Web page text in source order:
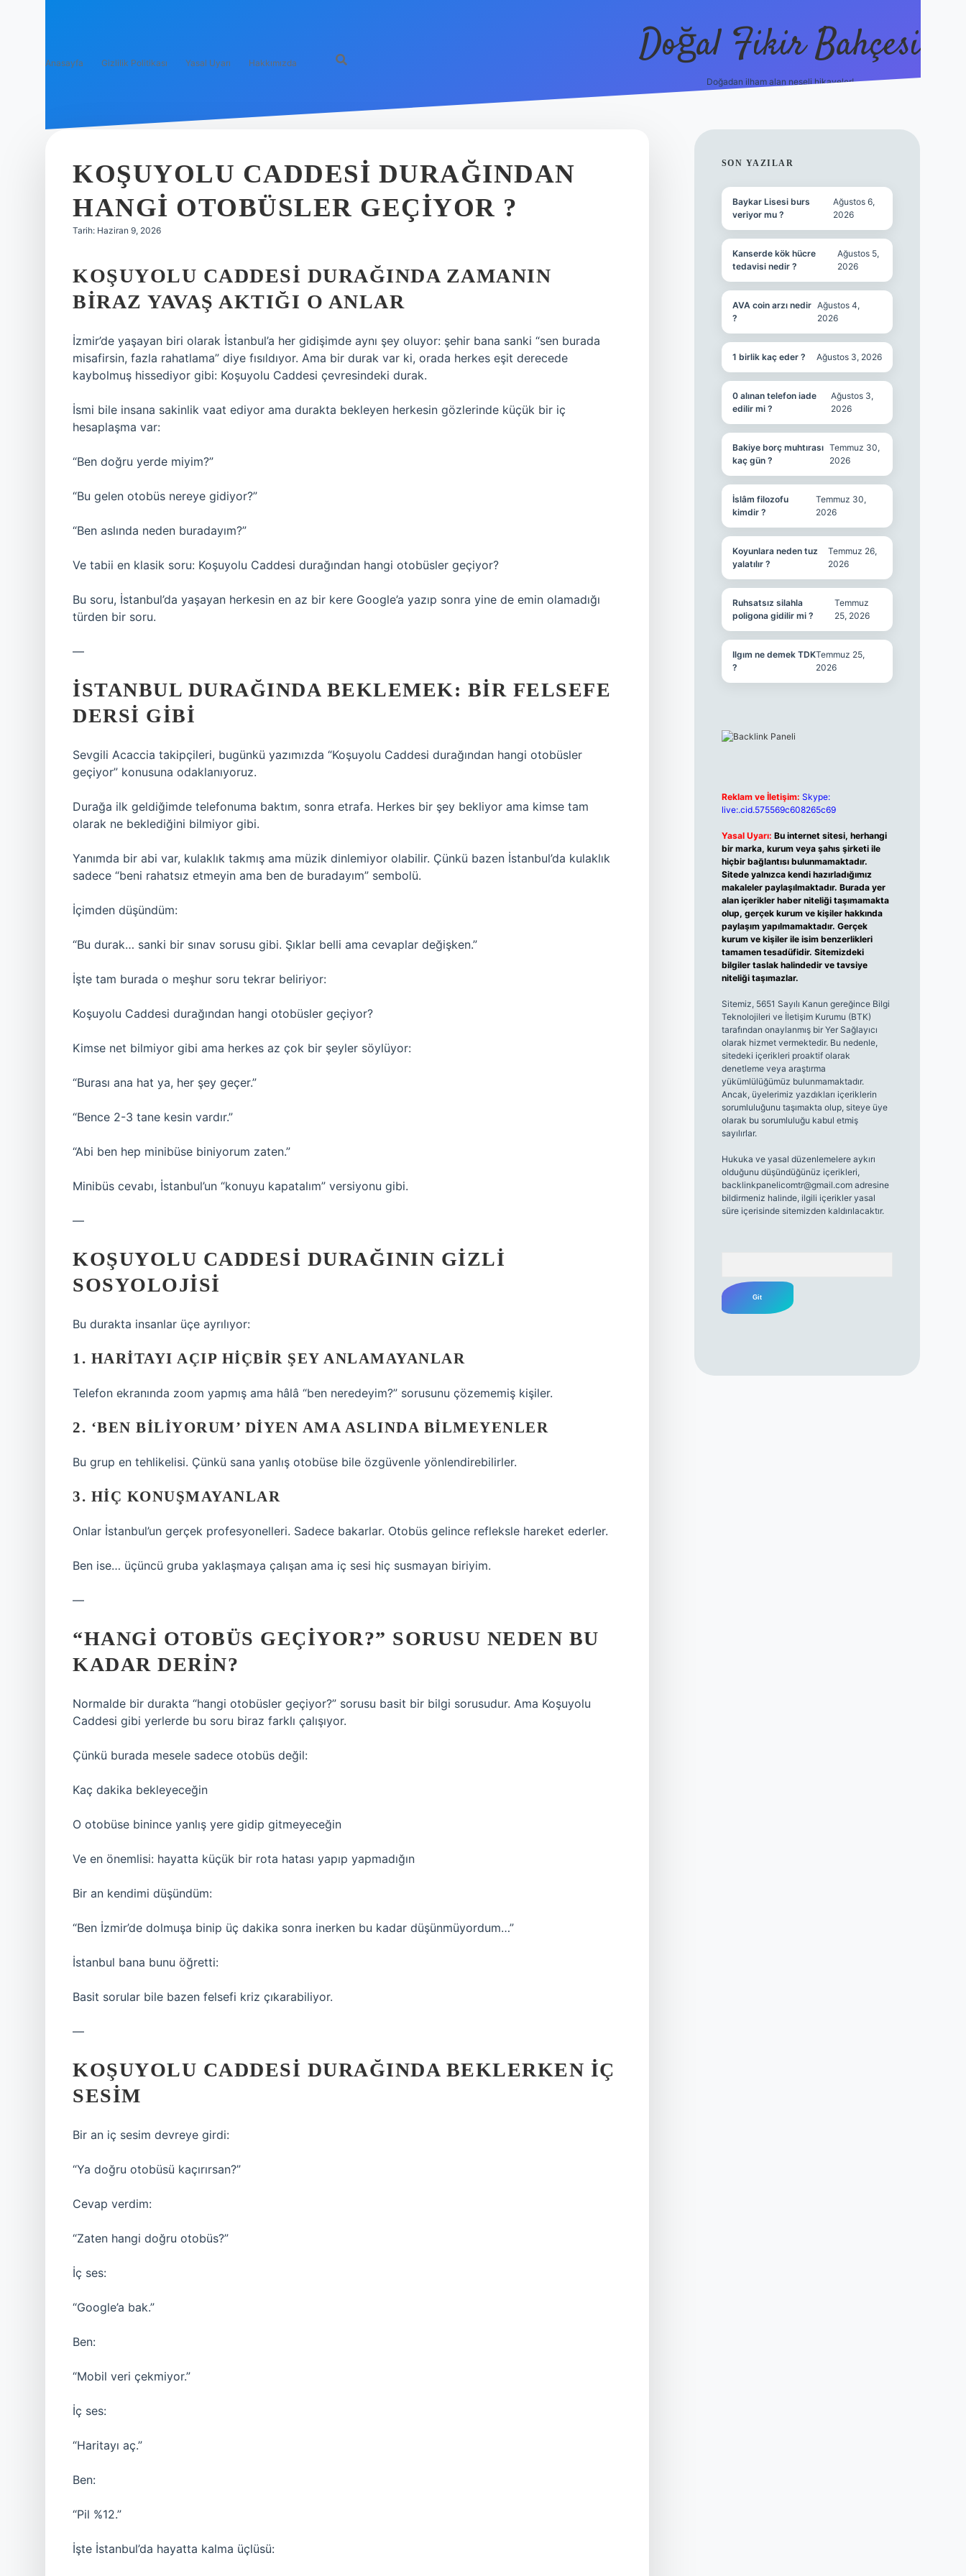
Anasayfa Gizlilik Politikası Yasal Uyarı Hakkımızda Doğal Fikir Bahçesi
Doğadan ilham alan neşeli hikayeler!
KOŞUYOLU CADDESI DURAĞINDAN
HANGI OTOBÜSLER GEÇIYOR ?
Tarih: Haziran 9, 2026
KOŞUYOLU CADDESI DURAĞINDA ZAMANIN
BIRAZ YAVAŞ AKTIĞI O ANLAR
İzmir’de yaşayan biri olarak İstanbul’a her gidişimde aynı şey oluyor: şehir bana sanki “sen burada
misafirsin, fazla rahatlama” diye fısıldıyor. Ama bir durak var ki, orada herkes eşit derecede
kaybolmuş hissediyor gibi: Koşuyolu Caddesi çevresindeki durak.
İsmi bile insana sakinlik vaat ediyor ama durakta bekleyen herkesin gözlerinde küçük bir iç
hesaplaşma var:
“Ben doğru yerde miyim?”
“Bu gelen otobüs nereye gidiyor?”
“Ben aslında neden buradayım?”
Ve tabii en klasik soru: Koşuyolu Caddesi durağından hangi otobüsler geçiyor?
Bu soru, İstanbul’da yaşayan herkesin en az bir kere Google’a yazıp sonra yine de emin olamadığı
türden bir soru.
—
İSTANBUL DURAĞINDA BEKLEMEK: BIR FELSEFE
DERSI GIBI
Sevgili Acaccia takipçileri, bugünkü yazımızda “Koşuyolu Caddesi durağından hangi otobüsler
geçiyor” konusuna odaklanıyoruz.
Durağa ilk geldiğimde telefonuma baktım, sonra etrafa. Herkes bir şey bekliyor ama kimse tam
olarak ne beklediğini bilmiyor gibi.
Yanımda bir abi var, kulaklık takmış ama müzik dinlemiyor olabilir. Çünkü bazen İstanbul’da kulaklık
sadece “beni rahatsız etmeyin ama ben de buradayım” sembolü.
İçimden düşündüm:
“Bu durak… sanki bir sınav sorusu gibi. Şıklar belli ama cevaplar değişken.”
İşte tam burada o meşhur soru tekrar beliriyor:
Koşuyolu Caddesi durağından hangi otobüsler geçiyor?
Kimse net bilmiyor gibi ama herkes az çok bir şeyler söylüyor:
“Burası ana hat ya, her şey geçer.”
“Bence 2-3 tane kesin vardır.”
“Abi ben hep minibüse biniyorum zaten.”
Minibüs cevabı, İstanbul’un “konuyu kapatalım” versiyonu gibi.
—
KOŞUYOLU CADDESI DURAĞININ GIZLI
SOSYOLOJISI
Bu durakta insanlar üçe ayrılıyor:
1. HARITAYI AÇIP HIÇBIR ŞEY ANLAMAYANLAR
Telefon ekranında zoom yapmış ama hâlâ “ben neredeyim?” sorusunu çözememiş kişiler.
2. ‘BEN BILIYORUM’ DIYEN AMA ASLINDA BILMEYENLER
Bu grup en tehlikelisi. Çünkü sana yanlış otobüse bile özgüvenle yönlendirebilirler.
3. HIÇ KONUŞMAYANLAR
Onlar İstanbul’un gerçek profesyonelleri. Sadece bakarlar. Otobüs gelince refleksle hareket ederler.
Ben ise… üçüncü gruba yaklaşmaya çalışan ama iç sesi hiç susmayan biriyim.
—
“HANGI OTOBÜS GEÇIYOR?” SORUSU NEDEN BU
KADAR DERIN?
Normalde bir durakta “hangi otobüsler geçiyor?” sorusu basit bir bilgi sorusudur. Ama Koşuyolu
Caddesi gibi yerlerde bu soru biraz farklı çalışıyor.
Çünkü burada mesele sadece otobüs değil:
Kaç dakika bekleyeceğin
O otobüse binince yanlış yere gidip gitmeyeceğin
Ve en önemlisi: hayatta küçük bir rota hatası yapıp yapmadığın
Bir an kendimi düşündüm:
“Ben İzmir’de dolmuşa binip üç dakika sonra inerken bu kadar düşünmüyordum…”
İstanbul bana bunu öğretti:
Basit sorular bile bazen felsefi kriz çıkarabiliyor.
—
KOŞUYOLU CADDESI DURAĞINDA BEKLERKEN İÇ
SESIM
Bir an iç sesim devreye girdi:
“Ya doğru otobüsü kaçırırsan?”
Cevap verdim:
“Zaten hangi doğru otobüs?”
İç ses:
“Google’a bak.”
Ben:
“Mobil veri çekmiyor.”
İç ses:
“Haritayı aç.”
Ben:
“Pil %12.”
İşte İstanbul’da hayatta kalma üçlüsü:
SIDEBAR
SON YAZILAR
Baykar Lisesi burs
veriyor mu ?
Ağustos 6,
2026
Kanserde kök hücre
tedavisi nedir ?
Ağustos 5,
2026
AVA coin arzı nedir
?
Ağustos 4,
2026
1 birlik kaç eder ? Ağustos 3, 2026
0 alınan telefon iade
edilir mi ?
Ağustos 3,
2026
Bakiye borç muhtırası
kaç gün ?
Temmuz 30,
2026
İslâm filozofu
kimdir ?
Temmuz 30,
2026
Koyunlara neden tuz
yalatılır ?
Temmuz 26,
2026
Ruhsatsız silahla
poligona gidilir mi ?
Temmuz
25, 2026
Ilgım ne demek TDK
?
Temmuz 25,
2026
Reklam ve İletişim: Skype:
live:.cid.575569c608265c69
Yasal Uyarı: Bu internet sitesi, herhangi
bir marka, kurum veya şahıs şirketi ile
hiçbir bağlantısı bulunmamaktadır.
Sitede yalnızca kendi hazırladığımız
makaleler paylaşılmaktadır. Burada yer
alan içerikler haber niteliği taşımamakta
olup, gerçek kurum ve kişiler hakkında
paylaşım yapılmamaktadır. Gerçek
kurum ve kişiler ile isim benzerlikleri
tamamen tesadüfidir. Sitemizdeki
bilgiler taslak halindedir ve tavsiye
niteliği taşımazlar.
Sitemiz, 5651 Sayılı Kanun gereğince Bilgi
Teknolojileri ve İletişim Kurumu (BTK)
tarafından onaylanmış bir Yer Sağlayıcı
olarak hizmet vermektedir. Bu nedenle,
sitedeki içerikleri proaktif olarak
denetleme veya araştırma
yükümlülüğümüz bulunmamaktadır.
Ancak, üyelerimiz yazdıkları içeriklerin
sorumluluğunu taşımakta olup, siteye üye
olarak bu sorumluluğu kabul etmiş
sayılırlar.
Hukuka ve yasal düzenlemelere aykırı
olduğunu düşündüğünüz içerikleri,
backlinkpanelicomtr@gmail.comadresine
bildirmeniz halinde, ilgili içerikler yasal
süre içerisinde sitemizden kaldırılacaktır.
grandoperabet